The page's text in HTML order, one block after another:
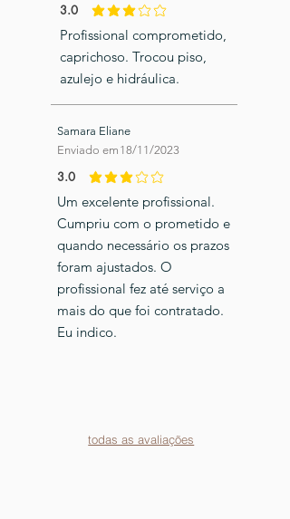
3.0
classificação média é 3 de 5
Profissional comprometido,
caprichoso. Trocou piso,
azulejo e hidráulica.
3.0
classificação média é 3 de 5
Um excelente profissional.
Cumpriu com o prometido e
quando necessário os prazos
foram ajustados. O
profissional fez até serviço a
mais do que foi contratado.
Eu indico.
Samara Eliane
Enviado em 18/11/2023
todas as avaliações